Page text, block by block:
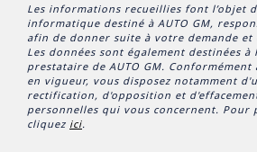
Les informations recueillies font l’objet
informatique destiné à AUTO GM,
afin de donner suite à votre demande et
Les données sont également destinées
prestataire de AUTO GM.
en vigueur, vous disposez notamment
rectification, d'opposition et
personnelles qui vous concernent. Pour
cliquez ici.